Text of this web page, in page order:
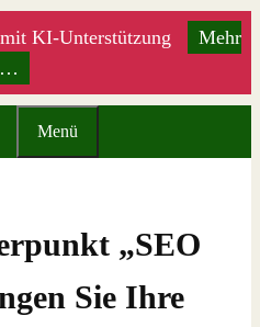
KI-Unterstützung
Mehr
…
Menü
„SEO
Sie Ihre